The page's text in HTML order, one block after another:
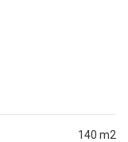
140 m2